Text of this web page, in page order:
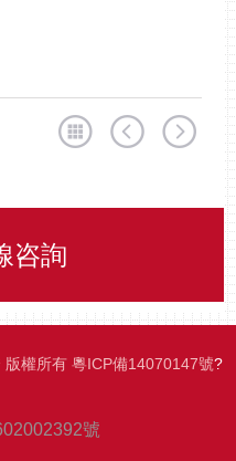
咨詢
版權所有 粵ICP備14070147號?
號